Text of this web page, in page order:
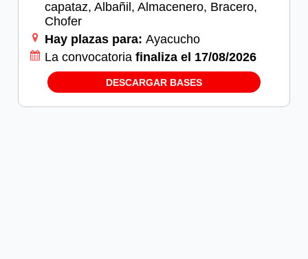
сарataz, Albañil, Almacenero, Bracero,
Chofer
Hay plazas para: Ayacucho
La convocatoria finaliza el 17/08/2026
DESCARGAR BASES